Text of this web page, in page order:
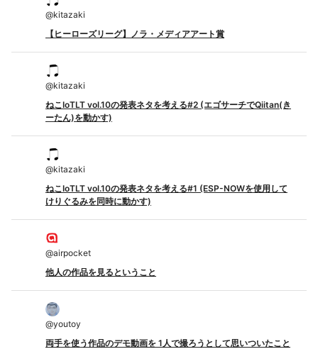
@kitazaki
【ヒーローズリーグ】ノラ・メディアアート賞
@kitazaki
ねこIoTLT vol.10の発表ネタを考える#2 (エゴサーチでQiitan(き
ーたん)を動かす)
@kitazaki
ねこIoTLT vol.10の発表ネタを考える#1 (ESP-NOWを使用して
けりぐるみを同時に動かす)
@airpocket
他人の作品を見るということ
@youtoy
両手を使う作品のデモ動画を 1人で撮ろうとして思いついたこと